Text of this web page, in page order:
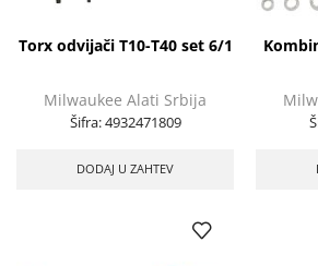
Torx odvijači T10-T40 set 6/1
Milwaukee Alati Srbija
Šifra:4932471809
DODAJ U ZAHTEV